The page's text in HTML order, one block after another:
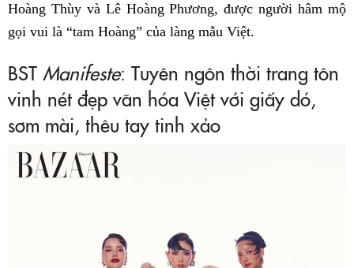
Hoàng Thùy và Lê Hoàng Phương, được người hâm mộ
gọi vui là “tam Hoàng” của làng mẫu Việt.
BST Manifeste: Tuyên ngôn thời trang tôn
vinh nét đẹp văn hóa Việt với giấy dó,
sơm mài, thêu tay tinh xảo